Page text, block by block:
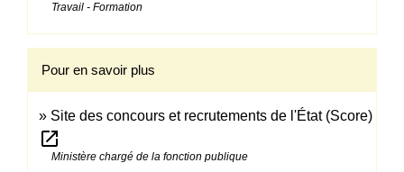
Travail - Formation
Pour en savoir plus
Site des concours et recrutements de l'État (Score)
open_in_new
Ministère chargé de la fonction publique